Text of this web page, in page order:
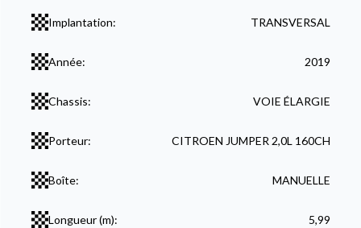
Implantation: TRANSVERSAL
Année: 2019
Chassis: VOIE ÉLARGIE
Porteur: CITROEN JUMPER 2,0L 160CH
Boîte: MANUELLE
Longueur (m): 5,99